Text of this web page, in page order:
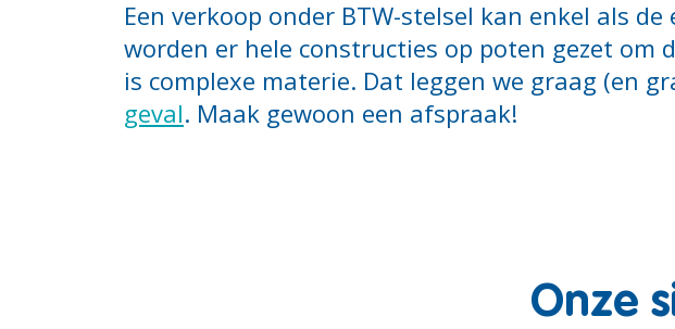
Een verkoop onder BTW-stelsel kan enkel als
worden er hele constructies op poten gezet
is complexe materie. Dat leggen we graag (en
geval. Maak gewoon een afspraak!
Onze